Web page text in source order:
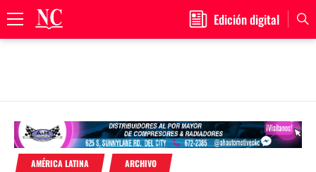
content
Edición digital
AMÉRICA LATINA ARCHIVO